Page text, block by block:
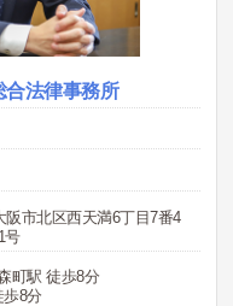
合法律事務所
市北区西天満6丁目7番4
号
町駅 徒歩8分
8分